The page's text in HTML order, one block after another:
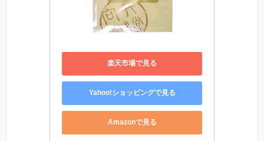
楽天市場で見る
Yahoo!ショッピングで見る
Amazonで見る